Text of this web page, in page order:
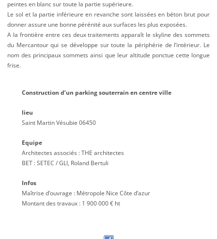
peintes en blanc sur toute la partie supérieure.
Le sol et la partie inférieure en revanche sont laissées en béton brut pour
donner assure une bonne pérénité aux surfaces les plus exposées.
A la frontière entre ces deux traitements apparaît le skyline des sommets
du Mercantour qui se développe sur toute la périphérie de l’intérieur. Le
nom des principaux sommets ainsi que leur altitude ponctue cette longue
frise.
Construction d’un parking souterrain en centre ville
lieu
Saint Martin Vésubie 06450
Equipe
Architectes associés : THE architectes
BET : SETEC / GLI, Roland Bertuli
Infos
Maîtrise d’ouvrage : Métropole Nice Côte d’azur
Montant des travaux : 1 900 000 € ht